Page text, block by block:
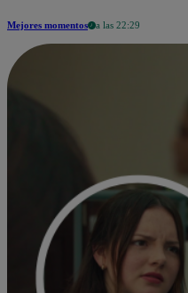
Mejores momentos a las 22:29